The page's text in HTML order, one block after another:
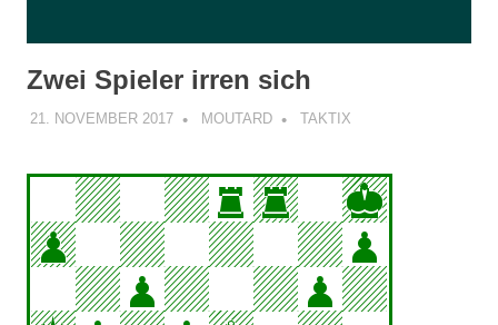
Zwei Spieler irren sich
21. NOVEMBER 2017 MOUTARD TAKTIX